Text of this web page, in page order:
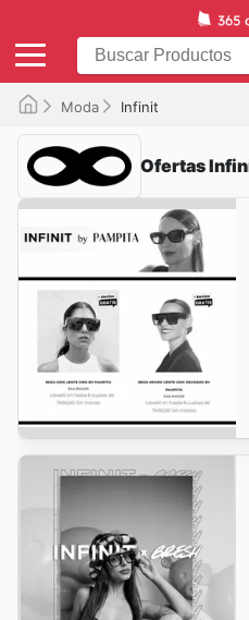
Moda Infinit
Ofertas